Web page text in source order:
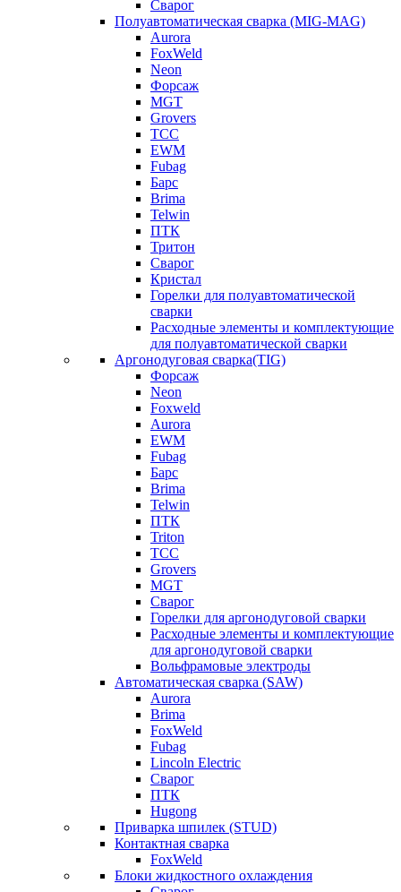
Сварог
Полуавтоматическая сварка (MIG-MAG)
Aurora
FoxWeld
Neon
Форсаж
MGT
Grovers
ТСС
EWM
Fubag
Барс
Brima
Telwin
ПТК
Тритон
Сварог
Кристал
Горелки для полуавтоматической
сварки
Расходные элементы и комплектующие
для полуавтоматической сварки
Аргонодуговая сварка(TIG)
Форсаж
Neon
Foxweld
Aurora
EWM
Fubag
Барс
Brima
Telwin
ПТК
Triton
ТСС
Grovers
MGT
Сварог
Горелки для аргонодуговой сварки
Расходные элементы и комплектующие
для аргонодуговой сварки
Вольфрамовые электроды
Автоматическая сварка (SAW)
Aurora
Brima
FoxWeld
Fubag
Lincoln Electric
Сварог
ПТК
Hugong
Приварка шпилек (STUD)
Контактная сварка
FoxWeld
Блоки жидкостного охлаждения